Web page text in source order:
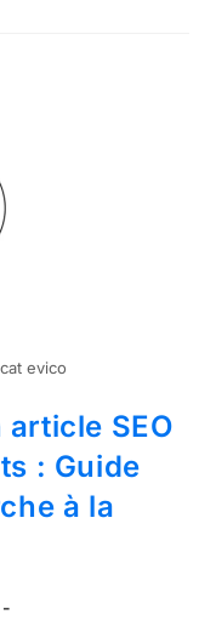
evico
SEO
: Guide
à la